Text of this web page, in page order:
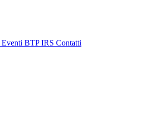
Eventi BTPIRS Contatti